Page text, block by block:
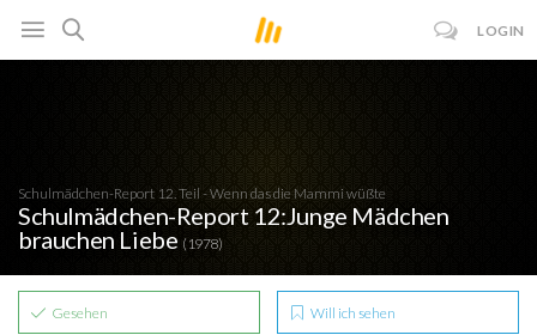
LOGIN
Schulmädchen-Report 12. Teil - Wenn das die Mammi wüßte
Schulmädchen-Report 12:Junge Mädchen
brauchen Liebe (1978)
Gesehen Will ich sehen